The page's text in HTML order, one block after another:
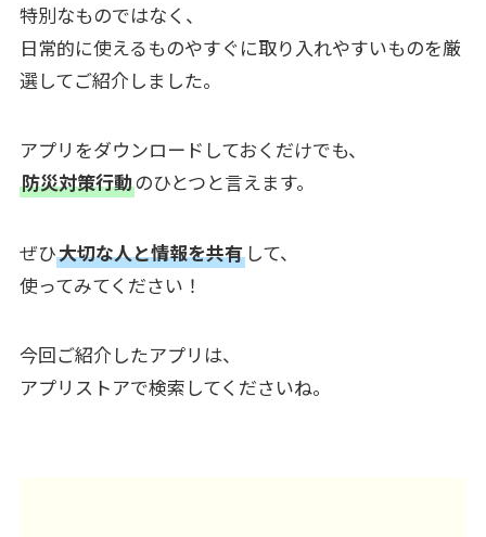
特別なものではなく、
日常的に使えるものやすぐに取り入れやすいものを厳
選してご紹介しました。
アプリをダウンロードしておくだけでも、
防災対策行動のひとつと言えます。
ぜひ大切な人と情報を共有して、
使ってみてください！
今回ご紹介したアプリは、
アプリストアで検索してくださいね。